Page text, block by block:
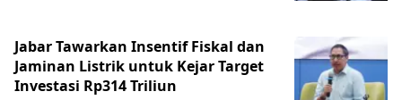
Jabar Tawarkan Insentif Fiskal dan
Jaminan Listrik untuk Kejar Target
Investasi Rp314 Triliun